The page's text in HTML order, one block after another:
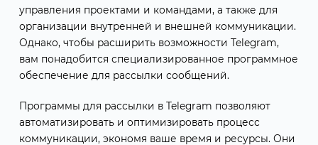
управления проектами и командами, а также для
организации внутренней и внешней коммуникации.
Однако, чтобы расширить возможности Telegram,
вам понадобится специализированное программное
обеспечение для рассылки сообщений.
Программы для рассылки в Telegram позволяют
автоматизировать и оптимизировать процесс
коммуникации, экономя ваше время и ресурсы. Они